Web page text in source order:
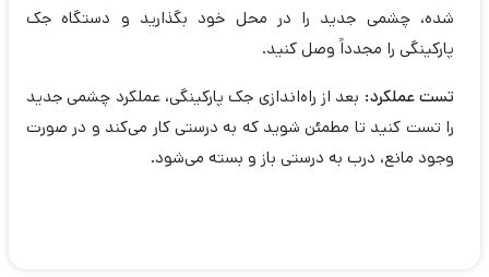
شده، چشمی جدید را در محل خود بگذارید و دستگاه جک
پارکینگی را مجدداً وصل کنید.
تست عملکرد: بعد از راه‌اندازی جک پارکینگی، عملکرد چشمی جدید
را تست کنید تا مطمئن شوید که به درستی کار می‌کند و در صورت
وجود مانع، درب به درستی باز و بسته می‌شود.